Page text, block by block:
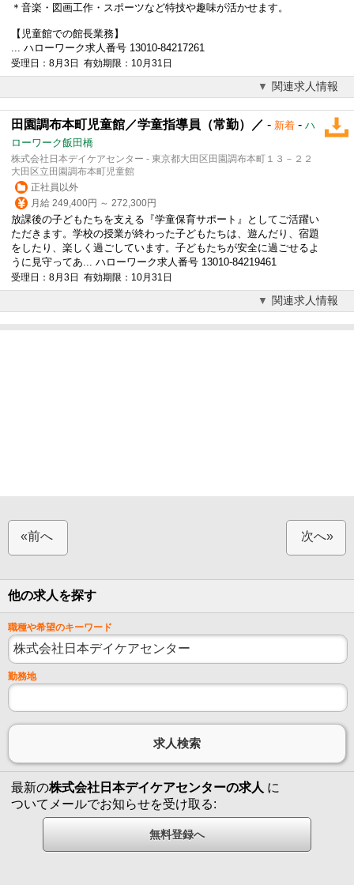
＊音楽・図画工作・スポーツなど特技や趣味が活かせます。
【児童館での館長業務】
... ハローワーク求人番号 13010-84217261
受理日：8月3日 有効期限：10月31日
関連求人情報
田園調布本町児童館／学童指導員（常勤）／ - 新着 - ハ
ローワーク飯田橋
株式会社日本デイケアセンター - 東京都大田区田園調布本町１３－２２
大田区立田園調布本町児童館
正社員以外
月給 249,400円 ～ 272,300円
放課後の子どもたちを支える『学童保育サポート』としてご活躍い
ただきます。学校の授業が終わった子どもたちは、遊んだり、宿題
をしたり、楽しく過ごしています。子どもたちが安全に過ごせるよ
うに見守ってあ... ハローワーク求人番号 13010-84219461
受理日：8月3日 有効期限：10月31日
関連求人情報
«前へ 次へ»
他の求人を探す
職種や希望のキーワード
勤務地
最新の株式会社日本デイケアセンターの求人 に
ついてメールでお知らせを受け取る: